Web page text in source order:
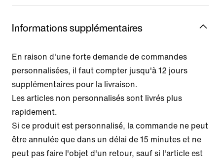
Informations supplémentaires
En raison d'une forte demande de commandes
personnalisées, il faut compter jusqu'à 12 jours
supplémentaires pour la livraison.
Les articles non personnalisés sont livrés plus
rapidement.
Si ce produit est personnalisé, la commande ne peut
être annulée que dans un délai de 15 minutes et ne
peut pas faire l'objet d'un retour, sauf si l'article est